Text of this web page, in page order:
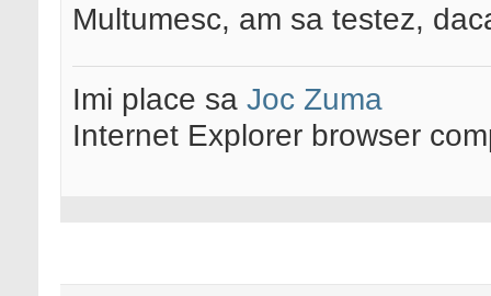
Multumesc, am sa testez,
Imi place sa Joc Zuma
Internet Explorer browser